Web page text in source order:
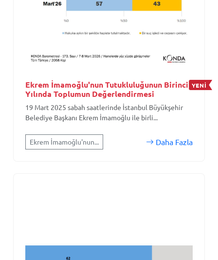
Ekrem İmamoğlu'nun Tutukluluğunun Birinci
Yılında Toplumun Değerlendirmesi
YENİ
19 Mart 2025 sabah saatlerinde İstanbul Büyükşehir
Belediye Başkanı Ekrem İmamoğlu ile birli...
Ekrem İmamoğlu'nun... Daha Fazla